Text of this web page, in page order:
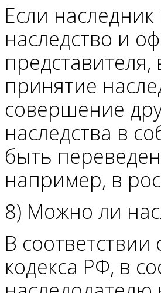
Если
наследство и
принятие
совершение
наследства в
быть
например, в
8) Можно ли
В
кодекса РФ, в